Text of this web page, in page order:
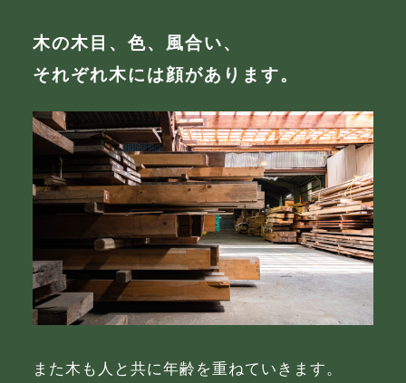
木の木目、色、風合い、
それぞれ木には顔があります。
また木も人と共に年齢を重ねていきます。